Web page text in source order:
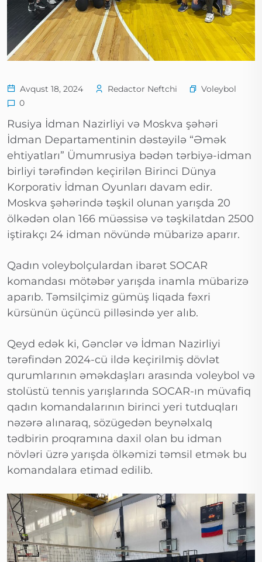
Avqust 18, 2024 Redactor Neftchi
Voleybol
0
Rusiya İdman Nazirliyi və Moskva şəhəri
İdman Departamentinin dəstəyilə “Əmək
ehtiyatları” Ümumrusiya bədən tərbiyə-idman
birliyi tərəfindən keçirilən Birinci Dünya
Korporativ İdman Oyunları davam edir.
Moskva şəhərində təşkil olunan yarışda 20
ölkədən olan 166 müəssisə və təşkilatdan 2500
iştirakçı 24 idman növündə mübarizə aparır.
Qadın voleybolçulardan ibarət SOCAR
komandası mötəbər yarışda inamla mübarizə
aparıb. Təmsilçimiz gümüş liqada fəxri
kürsünün üçüncü pilləsində yer alıb.
Qeyd edək ki, Gənclər və İdman Nazirliyi
tərəfindən 2024-cü ildə keçirilmiş dövlət
qurumlarının əməkdaşları arasında voleybol və
stolüstü tennis yarışlarında SOCAR-ın müvafiq
qadın komandalarının birinci yeri tutduqları
nəzərə alınaraq, sözügedən beynəlxalq
tədbirin proqramına daxil olan bu idman
növləri üzrə yarışda ölkəmizi təmsil etmək bu
komandalara etimad edilib.